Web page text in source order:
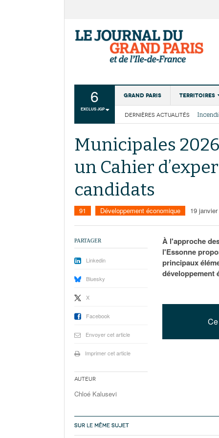
6
EXCLUS JGP
Grand Paris Territoires
Institutions
Services
DERNIÈRES ACTUALITÉS
La
Municipales
un Cahier
candidats
91 Développement économique 19
À l'approche
l'Essonne
principaux
développement
PARTAGER
Linkedin
Bluesky
X
Facebook
Envoyer cet article
Imprimer cet article
Auteur
Chloé Kalusevi
SUR LE MÊME SUJET